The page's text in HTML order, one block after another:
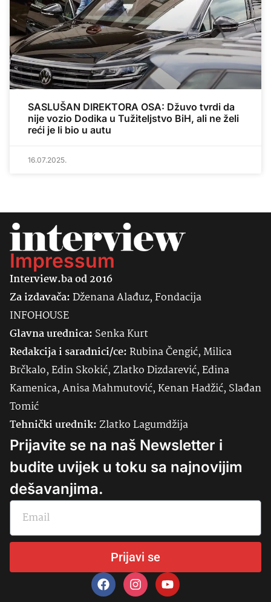
SASLUŠAN DIREKTORA OSA: Džuvo tvrdi da
nije vozio Dodika u Tužiteljstvo BiH, ali ne želi
reći je li bio u autu
16.07.2025.
Impressum
Interview.ba od 2016
Za izdavača:Dženana Alađuz, Fondacija
INFOHOUSE
Glavna urednica: SenkaKurt
Redakcija i saradnici/ce:Rubina Čengić, Milica
Brčkalo, Edin Skokić, Zlatko Dizdarević, Edina
Kamenica, Anisa Mahmutović, Kenan Hadžić, Slađan
Tomić
Tehnički urednik:Zlatko Lagumdžija
Prijavite se na naš Newsletter i
budite uvijek u toku sa najnovijim
dešavanjima.
Prijavi se